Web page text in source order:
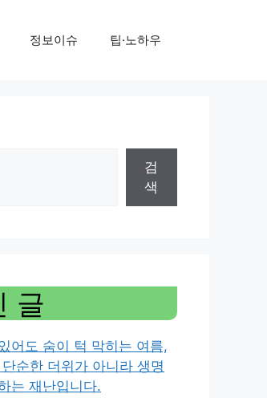
정보이슈 팁·노하우
검
색
글
어도 숨이 턱 막히는 여름,
단순한 더위가 아니라 생명
는 재난입니다.